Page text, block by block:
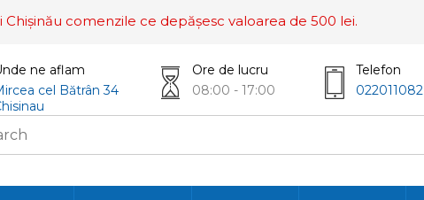
comenzile ce depășesc valoarea de 500 lei.
ne aflam
cel Bătrân 34
Ore de lucru
08:00 - 17:00
Telefon
022011082